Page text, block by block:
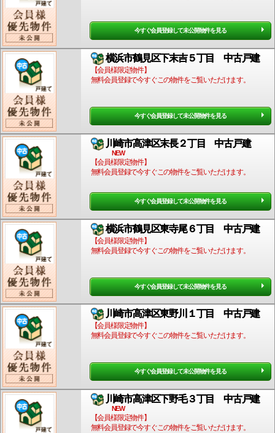
今すぐ会員登録して未公開物件を見る
横浜市鶴見区下末吉５丁目 中古戸建
【会員様限定物件】
無料会員登録で今すぐこの物件をご覧いただけます。
今すぐ会員登録して未公開物件を見る
川崎市高津区末長２丁目 中古戸建
NEW
【会員様限定物件】
無料会員登録で今すぐこの物件をご覧いただけます。
今すぐ会員登録して未公開物件を見る
横浜市鶴見区東寺尾６丁目 中古戸建
【会員様限定物件】
無料会員登録で今すぐこの物件をご覧いただけます。
今すぐ会員登録して未公開物件を見る
川崎市高津区東野川１丁目 中古戸建
【会員様限定物件】
無料会員登録で今すぐこの物件をご覧いただけます。
今すぐ会員登録して未公開物件を見る
川崎市高津区下野毛３丁目 中古戸建
NEW
【会員様限定物件】
無料会員登録で今すぐこの物件をご覧いただけます。